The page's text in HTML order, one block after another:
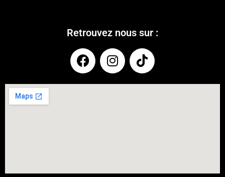
Retrouvez nous sur :